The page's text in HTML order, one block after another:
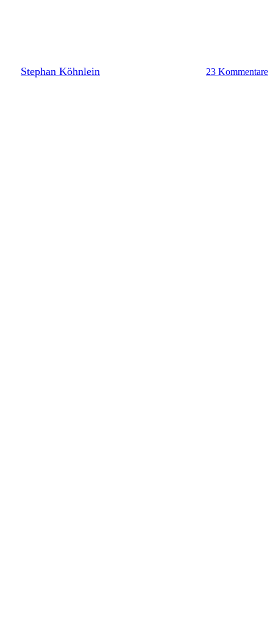
Stephan Köhnlein 23 Kommentare